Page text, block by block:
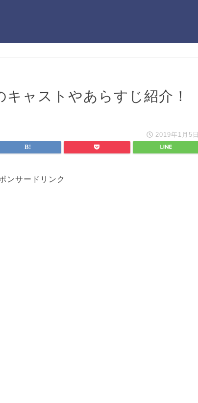
ャストやあらすじ紹介！
2019年1月5日
ンサードリンク